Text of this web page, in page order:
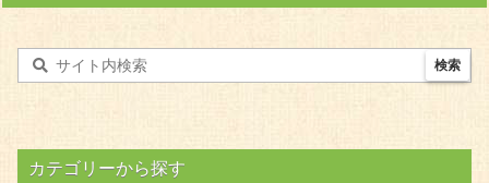
カテゴリーから探す